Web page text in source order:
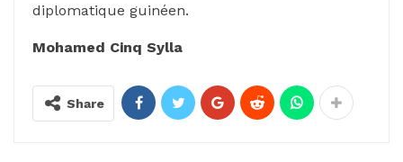
diplomatique guinéen.
Mohamed Cinq Sylla
Share